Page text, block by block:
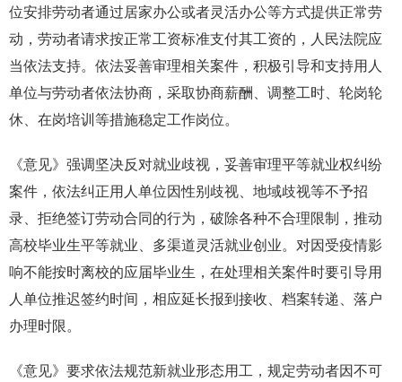
位安排劳动者通过居家办公或者灵活办公等方式提供正常劳
动，劳动者请求按正常工资标准支付其工资的，人民法院应
当依法支持。 依法妥善审理相关案件，积极引导和支持用人
单位与劳动者依法协商，采取协商薪酬、调整工时、轮岗轮
休、在岗培训等措施稳定工作岗位。
《意见》强调坚决反对就业歧视，妥善审理平等就业权纠纷
案件，依法纠正用人单位因性别歧视、地域歧视等不予招
录、拒绝签订劳动合同的行为，破除各种不合理限制，推动
高校毕业生平等就业、多渠道灵活就业创业。对因受疫情影
响不能按时离校的应届毕业生，在处理相关案件时要引导用
人单位推迟签约时间，相应延长报到接收、档案转递、落户
办理时限。
《意见》要求依法规范新就业形态用工，规定劳动者因不可